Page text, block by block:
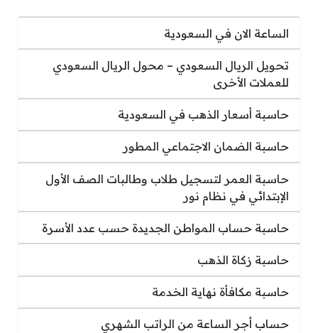
الساعة الان في السعودية
تحويل الريال السعودي – محول الريال السعودي
للعملات الأخرى
حاسبة أسعار الذهب في السعودية
حاسبة الضمان الاجتماعي المطور
حاسبة العمر لتسجيل طلاب وطالبات الصف الأول
الإبتدائي في نظام نور
حاسبة حساب المواطن الجديدة حسب عدد الأسرة
حاسبة زكاة الذهب
حاسبة مكافأة نهاية الخدمة
حساب أجر الساعة من الراتب الشهري